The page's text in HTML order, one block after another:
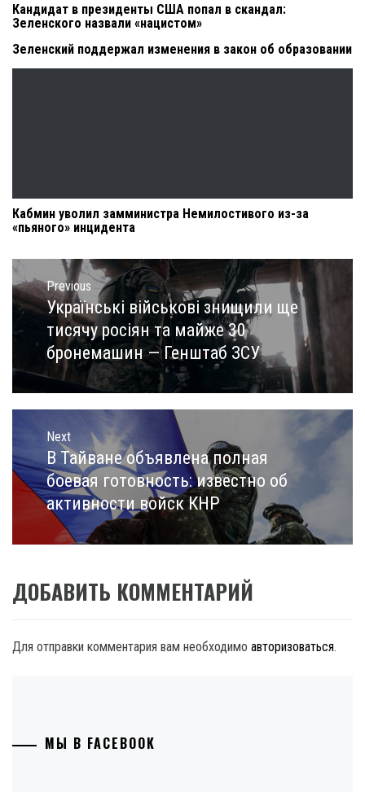
Кандидат в президенты США попал в скандал:
Зеленского назвали «нацистом»
Зеленский поддержал изменения в закон об образовании
Кабмин уволил замминистра Немилостивого из-за
«пьяного» инцидента
Навигация
по
записям
Previous
Previous
post:
Українські військові знищили ще
тисячу росіян та майже 30
бронемашин — Генштаб ЗСУ
Next
Next
post:
В Тайване объявлена полная
боевая готовность: известно об
активности войск КНР
ДОБАВИТЬ КОММЕНТАРИЙ
Для отправки комментария вам необходимо авторизоваться.
МЫ В FACEBOOK